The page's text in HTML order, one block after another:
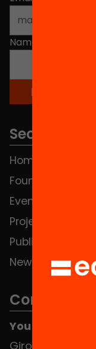
Name
Sections
Home
Foundation
Events
Projects
Publications and
News
Contact
You can find us
Girona 34,